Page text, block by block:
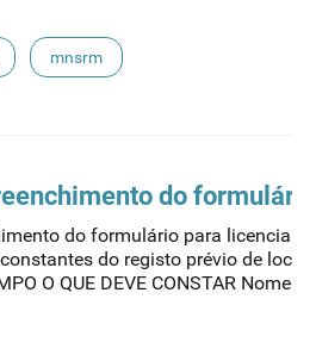
mnsrm
do formulário
do formulário para
do registo prévio de local
O QUE DEVE CONSTAR Nome da